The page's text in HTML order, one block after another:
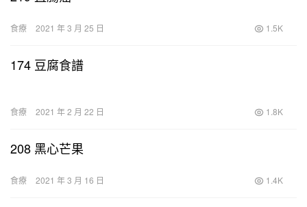
食療 2021 年 3 月 25 日 1.5K
174 豆腐食譜
食療 2021 年 2 月 22 日 1.8K
208 黑心芒果
食療 2021 年 3 月 16 日 1.4K